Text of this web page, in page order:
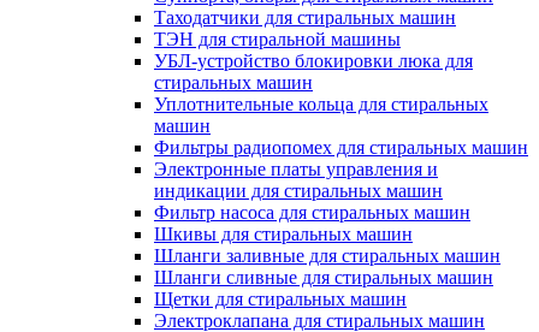
Таходатчики для стиральных машин
ТЭН для стиральной машины
УБЛ-устройство блокировки люка для
стиральных машин
Уплотнительные кольца для стиральных
машин
Фильтры радиопомех для стиральных машин
Электронные платы управления и
индикации для стиральных машин
Фильтр насоса для стиральных машин
Шкивы для стиральных машин
Шланги заливные для стиральных машин
Шланги сливные для стиральных машин
Щетки для стиральных машин
Электроклапана для стиральных машин